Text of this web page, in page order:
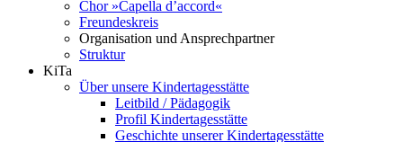
Chor »Capella d’accord«
Freundeskreis
Organisation und Ansprechpartner
Struktur
KiTa
Über unsere Kindertagesstätte
Leitbild / Pädagogik
Profil Kindertagesstätte
Geschichte unserer Kindertagesstätte